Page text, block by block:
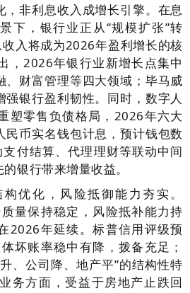
，非利息收入成增长引擎。在息
下，银行业正从“规模扩张”转
收入将成为2026年盈利增长的核
，2026年银行业新增长点集中
、财富管理等四大领域；毕马威
银行盈利韧性。同时，数字人
塑零售负债格局，2026年六大
民币实名钱包计息，预计钱包数
付结算、代理理财等联动中间
银行带来增量收益。
优化，风险抵御能力夯实。
量保持稳定，风险抵补能力持
2026年延续。标普信用评级预
坏账率稳中有降，拨备充足；
、公司降、地产平”的结构性特
务方面，受益于房地产止跌回